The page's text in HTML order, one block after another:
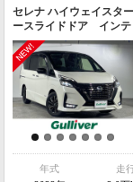
セレナ ハイウェイス
ースライドドア イン
ビューモニター プロパ
Ｄ／ＤＶＤ／ＦＭ／ＡＭ
年式
走